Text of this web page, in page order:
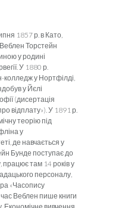
1857 р. в Като,
Торстейн
у родині
У 1880 р.
колледж у Нортфілді,
у Йєлі
(дисертація
відплату»). У 1891 р.
теорію під
у
де навчається у
Бунде поступає до
працює там 14 років у
персоналу,
«Часопису
час Веблен пише книги